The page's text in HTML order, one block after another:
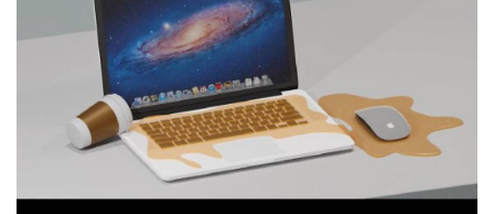
生成式AI與雲端應用
Enterprise Digital Transformation